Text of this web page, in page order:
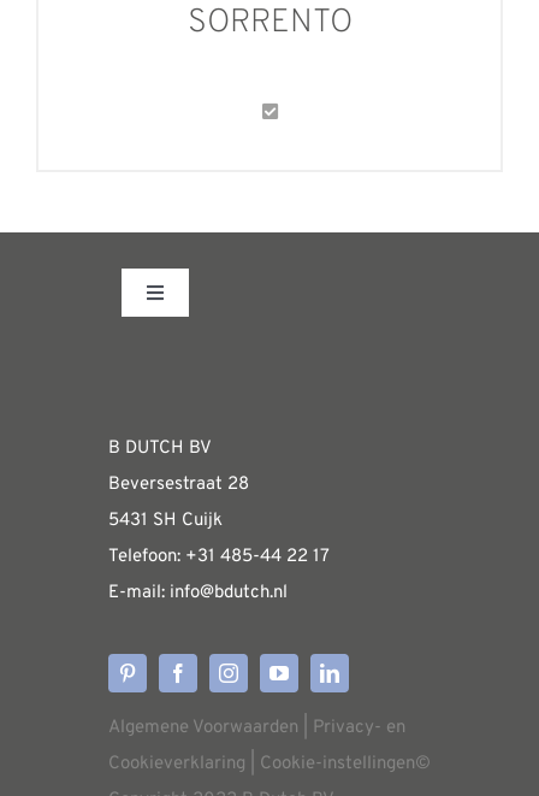
SORRENTO
Toggle
WEBSHOP
Algemene informatie &
Verzendkosten
Levertijden
Aflevering
B DUTCH BV
Beversestraat 28
5431 SH Cuijk
Telefoon: +31 485-44 22 17
E-mail: info@bdutch.nl
Algemene Voorwaarden
Privacy- en
Cookieverklaring
Cookie-instellingen©